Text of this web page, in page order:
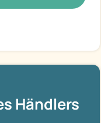
Händlers